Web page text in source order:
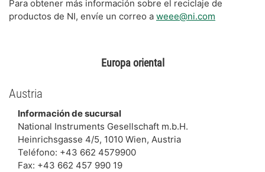
Para obtener más información sobre el reciclaje de
productos de NI, envíe un correo a weee@ni.com
Europa oriental
Austria
Información de sucursal
National Instruments Gesellschaft m.b.H.
Heinrichsgasse 4/5, 1010 Wien, Austria
Teléfono: +43 662 4579900
Fax: +43 662 457 990 19